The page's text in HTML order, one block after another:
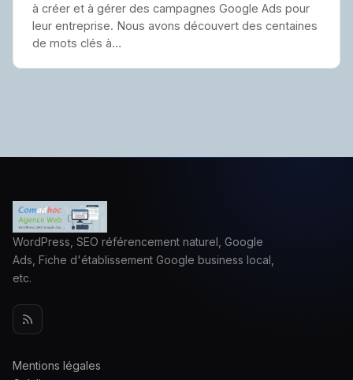
à créer et à gérer des campagnes Google Ads pour
leur entreprise. Nous avons découvert des centaines
de mots clés à…
WordPress, SEO référencement naturel, Google
Ads, Fiche d'établissement Google business local,
etc.
Mentions légales